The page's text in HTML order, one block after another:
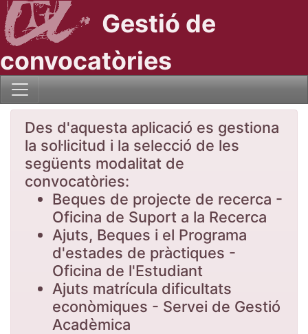
Gestió de
convocatòries
Des d'aquesta aplicació es gestiona
la sol·licitud i la selecció de les
següents modalitat de
convocatòries:
Beques de projecte de recerca -
Oficina de Suport a la Recerca
Ajuts, Beques i el Programa
d'estades de pràctiques -
Oficina de l'Estudiant
Ajuts matrícula dificultats
econòmiques - Servei de Gestió
Acadèmica